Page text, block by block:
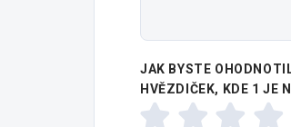
JAK BYSTE
HVĚZDIČEK, KDE 1 JE